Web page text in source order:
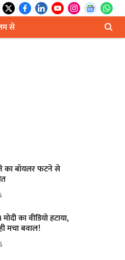
से
का बॉयलर फटने से
का वीडियो हटाया,
मचा बवाल!